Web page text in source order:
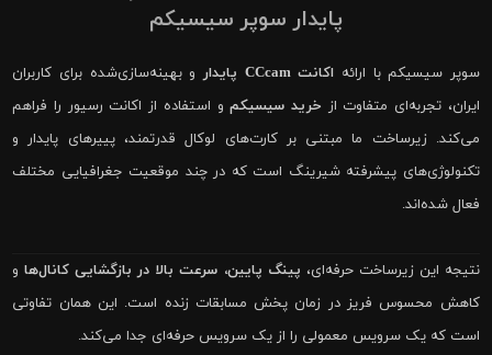
پایدار سوپر سیسیکم
سوپر سیسیکم با ارائه اکانت CCcam پایدار
و بهینه‌سازی‌شده برای کاربران
ایران، تجربه‌ای متفاوت از خرید سیسیکمو استفاده از اکانت رسیور را فراهم
می‌کند. زیرساخت ما مبتنی بر کارت‌های لوکال قدرتمند، پییرهای پایدار و
تکنولوژی‌های پیشرفته شیرینگ است که در چند موقعیت جغرافیایی مختلف
فعال شده‌اند.
نتیجه این زیرساخت حرفه‌ای، پینگ پایین، سرعت بالا در بازگشایی کانال‌هاو
کاهش محسوس فریز در زمان پخش مسابقات زنده است. این همان تفاوتی
است که یک سرویس معمولی را از یک سرویس حرفه‌ای جدا می‌کند.